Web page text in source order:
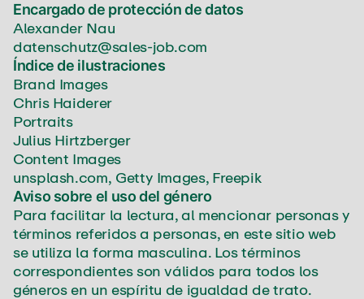
Encargado de protección de datos
Alexander Nau
datenschutz@sales-job.com
Índice de ilustraciones
Brand Images
Chris Haiderer
Portraits
Julius Hirtzberger
Content Images
unsplash.com, Getty Images, Freepik
Aviso sobre el uso del género
Para facilitar la lectura, al mencionar personas y
términos referidos a personas, en este sitio web
se utiliza la forma masculina. Los términos
correspondientes son válidos para todos los
géneros en un espíritu de igualdad de trato.